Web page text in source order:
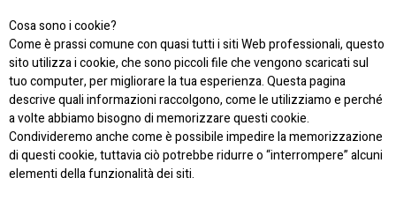
Cosa sono i cookie?
Come è prassi comune con quasi tutti i siti Web professionali, questo
sito utilizza i cookie, che sono piccoli file che vengono scaricati sul
tuo computer, per migliorare la tua esperienza. Questa pagina
descrive quali informazioni raccolgono, come le utilizziamo e perché
a volte abbiamo bisogno di memorizzare questi cookie.
Condivideremo anche come è possibile impedire la memorizzazione
di questi cookie, tuttavia ciò potrebbe ridurre o “interrompere” alcuni
elementi della funzionalità dei siti.